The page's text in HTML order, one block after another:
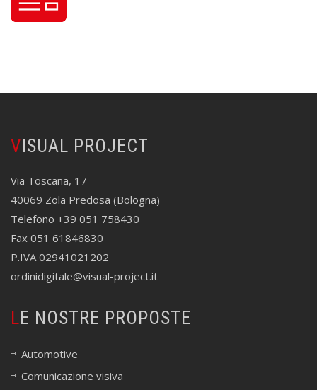
VISUAL PROJECT
Via Toscana, 17
40069 Zola Predosa (Bologna)
Telefono +39 051 758430
Fax 051 61846830
P.IVA 02941021202
ordinidigitale@visual-project.it
LE NOSTRE PROPOSTE
Automotive
Comunicazione visiva